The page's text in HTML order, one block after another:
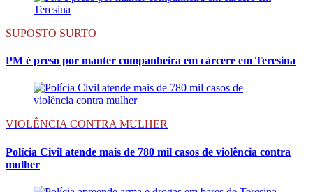
SUPOSTO SURTO
PM é preso por manter companheira em cárcere em Teresina
VIOLÊNCIA CONTRA MULHER
Polícia Civil atende mais de 780 mil casos de violência contra
mulher